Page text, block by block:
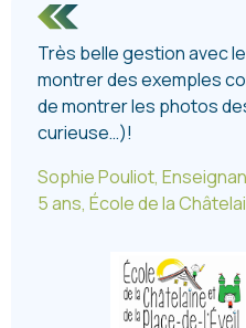
Très belle gestion avec
montrer des exemples
de montrer les photos
curieuse…)!
Sophie Pouliot,
5 ans, École de la